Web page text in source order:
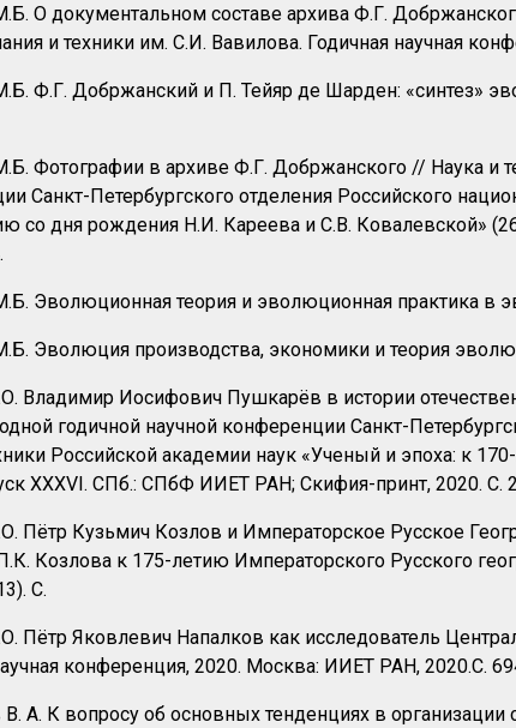
О документальном составе архива Ф.Г.
и техники им. С.И. Вавилова. Годичная научная
Ф.Г. Добржанский и П. Тейяр де Шарден: «синтез»
Фотографии в архиве Ф.Г. Добржанского // Наука и
Санкт-Петербургского отделения Российского
со дня рождения Н.И. Кареева и С.В. Ковалевской»
Эволюционная теория и эволюционная практика
Эволюция производства, экономики и теория
Владимир Иосифович Пушкарёв в истории
годичной научной конференции Санкт-
Российской академии наук «Ученый и эпоха: к
XXXVI. СПб.: СПбФ ИИЕТ РАН; Скифия-принт, 2020. С.
Пётр Кузьмич Козлов и Императорское Русское
Козлова к 175-летию Императорского Русского
С.
Пётр Яковлевич Напалков как исследователь
конференция, 2020. Москва: ИИЕТ РАН, 2020.С.
А. К вопросу об основных тенденциях в